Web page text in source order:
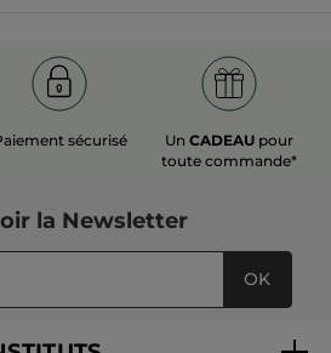
sécurisé UnCADEAU pour
toute commande*
la Newsletter
OK